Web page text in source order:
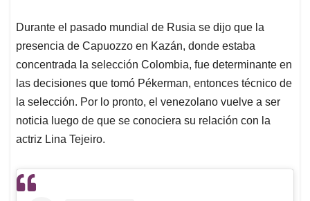
Durante el pasado mundial de Rusia se dijo que la
presencia de Capuozzo en Kazán, donde estaba
concentrada la selección Colombia, fue determinante en
las decisiones que tomó Pékerman, entonces técnico de
la selección. Por lo pronto, el venezolano vuelve a ser
noticia luego de que se conociera su relación con la
actriz Lina Tejeiro.